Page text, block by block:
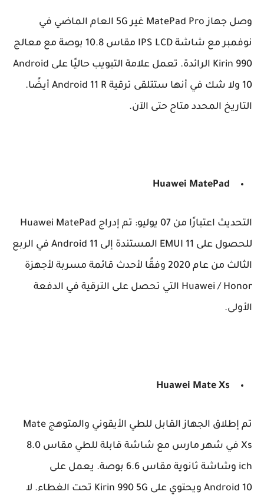
وصل جهاز MatePad Pro غير 5G العام الماضي في
نوفمبر مع شاشة IPS LCD مقاس 10.8 بوصة مع معالج
Kirin 990 الرائدة. تعمل علامة التبويب حاليًا على Android
10 ولا شك في أنها ستتلقى ترقية Android 11 R أيضًا.
التاريخ المحدد متاح حتى الآن.
Huawei MatePad
التحديث اعتبارًا من 07 يوليو: تم إدراج Huawei MatePad
للحصول على EMUI 11 المستندة إلى Android 11 في الربع
الثالث من عام 2020 وفقًا لأحدث قائمة مسربة لأجهزة
Huawei / Honor التي تحصل على الترقية في الدفعة
الأولى.
Huawei Mate Xs
تم إطلاق الجهاز القابل للطي الأيقوني والمتوهج Mate
Xs في شهر مارس مع شاشة قابلة للطي مقاس 8.0
ich وشاشة ثانوية مقاس 6.6 بوصة. يعمل على
Android 10 ويحتوي على Kirin 990 5G تحت الغطاء. لا